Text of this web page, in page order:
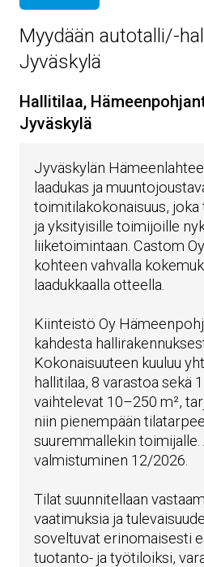
Myydään autotalli/-
Jyväskylä
Hallitilaa,
Jyväskylä
Jyväskylän
laadukas ja
toimitilakokonaisuus,
ja yksityisille toimijoille
liiketoimintaan. Castom
kohteen vahvalla
laadukkaalla otteella.
Kiinteistö Oy
kahdesta
Kokonaisuuteen kuuluu
hallitilaa, 8 varastoa sekä
vaihtelevat 10–250 m²,
niin pienempään
suuremmallekin toimijalle.
valmistuminen 12/2026.
Tilat suunnitellaan
vaatimuksia ja
soveltuvat erinomaisesti
tuotanto- ja työtiloiksi,